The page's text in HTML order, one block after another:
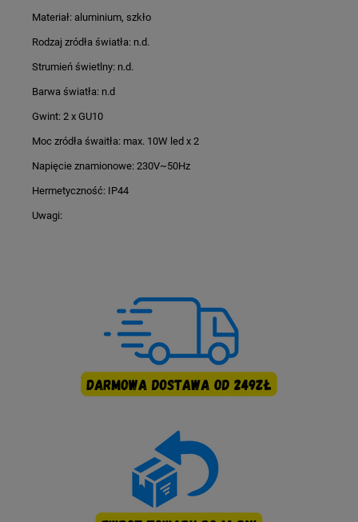
Materiał: aluminium, szkło
Rodzaj zródła światła: n.d.
Strumień świetlny: n.d.
Barwa światła: n.d
Gwint: 2 x GU10
Moc zródła śwaitła: max. 10W led x 2
Napięcie znamionowe: 230V~50Hz
Hermetyczność: IP44
Uwagi: